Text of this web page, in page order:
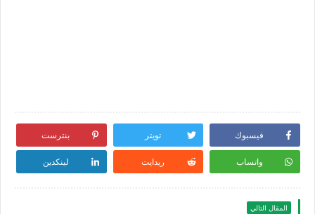
فيسبوك تويتر بنترست
واتساب ريدايت لينكدين
المقال التالي